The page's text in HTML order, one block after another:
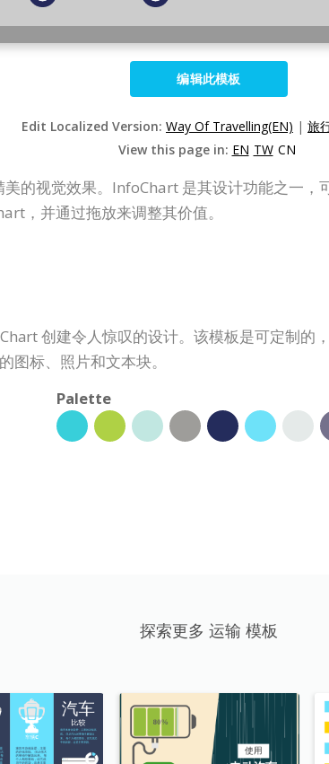
编辑此模板
Edit Localized Version: Way Of Travelling(EN) | 旅
View this page in: EN TW CN
的视觉效果。InfoChart 是其设计功能之一，
，并通过拖放来调整其价值。
创建令人惊叹的设计。该模板是可定制的
图标、照片和文本块。
Palette
探索更多 运输 模板